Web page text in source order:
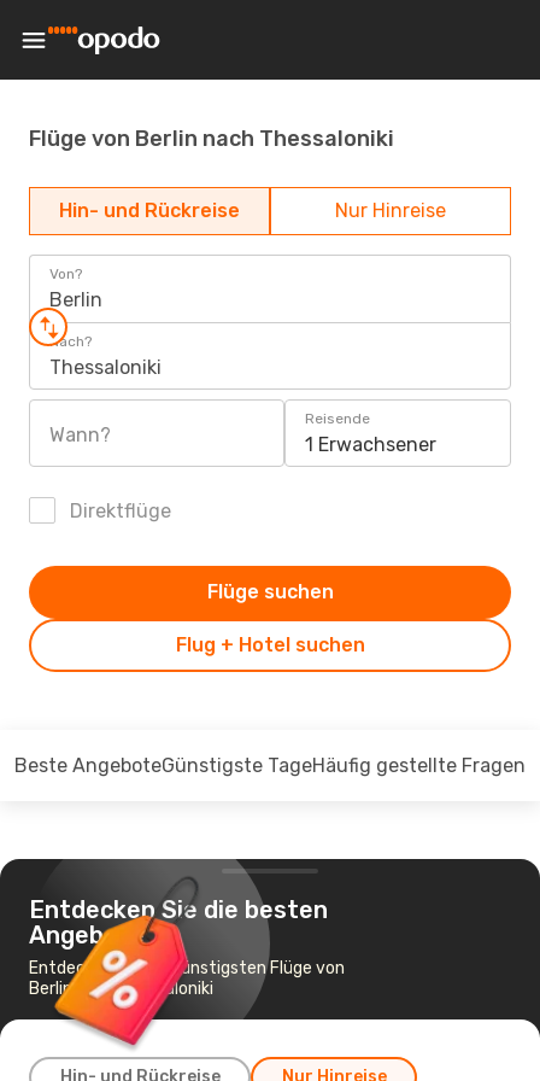
Flüge von Berlin nach Thessaloniki
Hin- und Rückreise Nur Hinreise
Von?
Berlin
Nach?
Thessaloniki
Wann?
Reisende
1 Erwachsener
Direktflüge
Flug + Hotel suchen
Flüge suchen
Beste AngeboteGünstigste TageHäufig gestellte Fragen
Entdecken Sie die besten
Angebote
Entdecken Sie die günstigsten Flüge von
Berlin nach Thessaloniki
Hin- und Rückreise Nur Hinreise